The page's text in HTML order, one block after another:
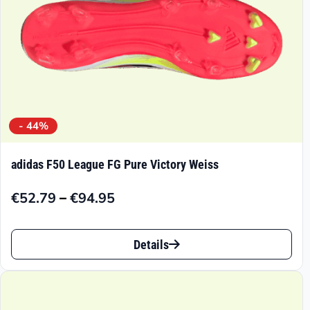
Produktseite
gewählt
werden
- 44%
adidas F50 League FG Pure Victory Weiss
€52.79 –€94.95
Preisspanne:
€52.79
€94.95
Dieses
Produkt
Details